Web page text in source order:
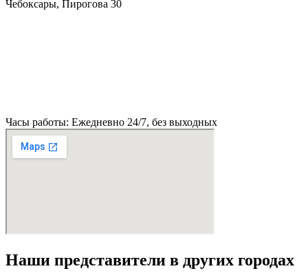
Чебоксары, Пирогова 30
Часы работы: Ежедневно 24/7, без выходных
Наши представители в других городах